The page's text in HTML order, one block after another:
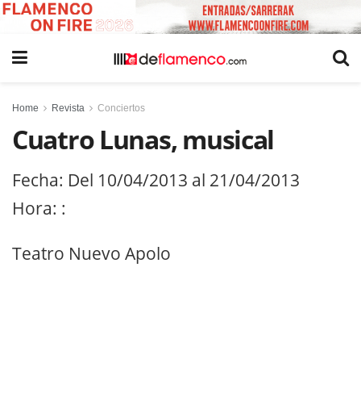
Home Revista Conciertos
Cuatro Lunas, musical
Fecha: Del 10/04/2013 al 21/04/2013
Hora: :
Teatro Nuevo Apolo